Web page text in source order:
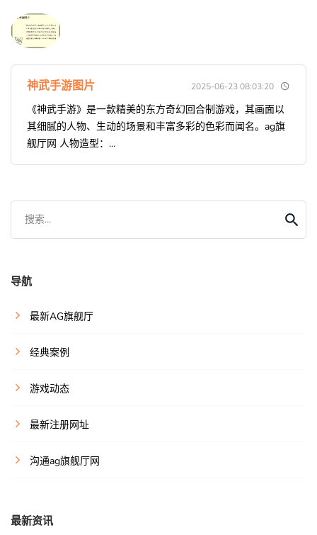
神武手游图片 2025-06-23 08:03:20
《神武手游》是一款精美的东方奇幻回合制游戏，其画面以
其细腻的人物、生动的场景和丰富多彩的色彩而闻名。ag旗
舰厅网 人物造型：...
搜索...
导航
最新AG旗舰厅
经典案例
游戏动态
最新注册网址
沟通ag旗舰厅网
最新资讯